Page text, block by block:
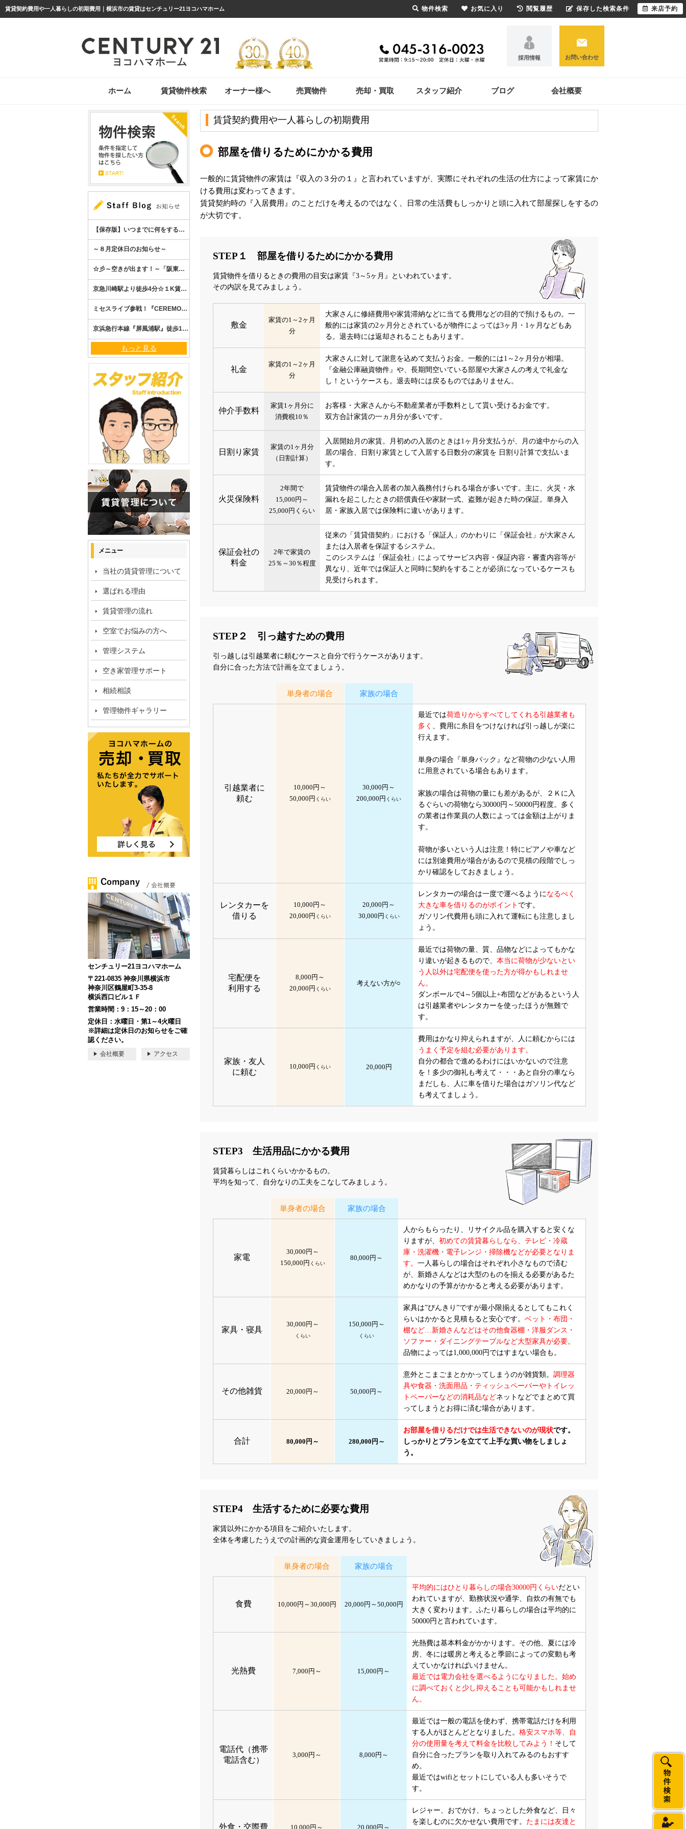
賃貸契約費用や一人暮らしの初期費用｜横浜市の賃貸はセンチュリー21ヨコハマホーム
採用情報 お問い合わせ
ホーム 賃貸物件検索 オーナー様へ 売買物件 売却・買取 スタッフ紹介 ブログ 会社概要
もっと見る
メニュー
当社の賃貸管理について
選ばれる理由
賃貸管理の流れ
空室でお悩みの方へ
管理システム
空き家管理サポート
相続相談
管理物件ギャラリー
センチュリー21ヨコハマホーム
〒221-0835 神奈川県横浜市
神奈川区鶴屋町3-35-8
横浜西口ビル１Ｆ
営業時間：9：15～20：00
定休日：水曜日・第1～4火曜日
※詳細は定休日のお知らせをご確
認ください。
会社概要 アクセス
物件検索 お気に入り 閲覧履歴 保存した検索条件 来店予約